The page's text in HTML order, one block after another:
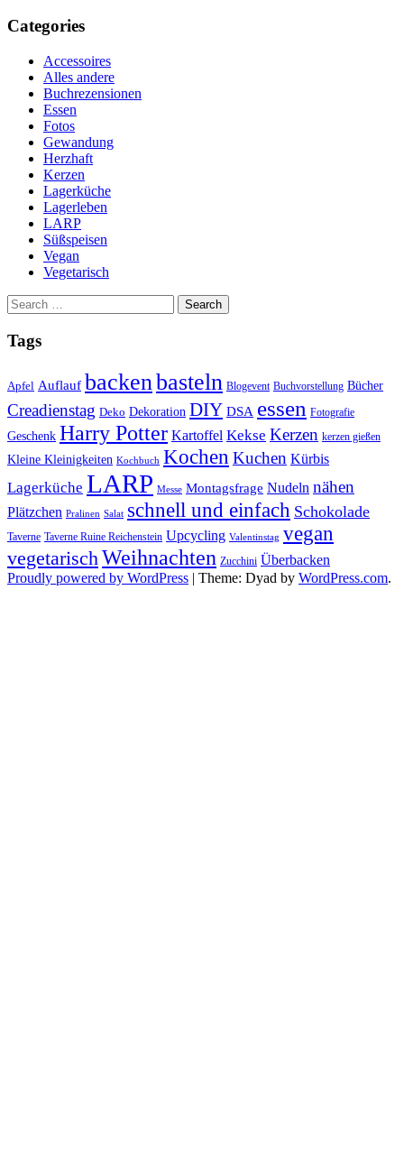
Categories
Accessoires
Alles andere
Buchrezensionen
Essen
Fotos
Gewandung
Herzhaft
Kerzen
Lagerküche
Lagerleben
LARP
Süßspeisen
Vegan
Vegetarisch
Search
for:
Tags
Apfel Auflauf backenbasteln Blogevent Buchvorstellung Bücher
Creadienstag Deko Dekoration DIY DSA essen Fotografie
Geschenk Harry Potter Kartoffel Kekse Kerzen kerzen gießen
Kleine Kleinigkeiten Kochbuch Kochen Kuchen Kürbis
Lagerküche LARP Messe Montagsfrage Nudeln nähen
Plätzchen Pralinen Salat schnell und einfach Schokolade
Taverne Taverne Ruine Reichenstein Upcycling Valentinstag vegan
vegetarisch Weihnachten Zucchini Überbacken
Proudly powered by WordPress | Theme: Dyad by WordPress.com.